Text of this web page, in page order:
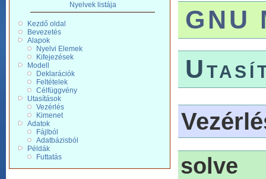
Nyelvek listája
Kezdő oldal
Bevezetés
Alapok
Nyelvi Elemek
Kifejezések
Modell
Deklarációk
Feltételek
Célfüggvény
Utasítások
Vezérlés
Kimenet
Adatok
Fájlból
Adatbázisból
Példák
Futtatás
GNU
solve